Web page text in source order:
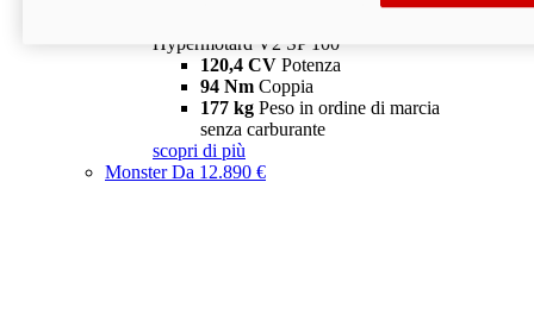
Hypermotard V2 SP 100
120,4 CV Potenza
94 Nm Coppia
177 kg Peso in ordine di marcia
senza carburante
scopri di più
MonsterDa 12.890 €